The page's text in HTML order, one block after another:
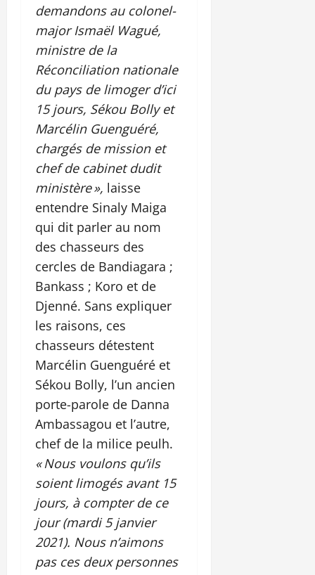
demandons au colonel-
major Ismaël Wagué,
ministre de la
Réconciliation nationale
du pays de limoger d’ici
15 jours, Sékou Bolly et
Marcélin Guenguéré,
chargés de mission et
chef de cabinet dudit
ministère », laisse
entendre Sinaly Maiga
qui dit parler au nom
des chasseurs des
cercles de Bandiagara ;
Bankass ; Koro et de
Djenné. Sans expliquer
les raisons, ces
chasseurs détestent
Marcélin Guenguéré et
Sékou Bolly, l’un ancien
porte-parole de Danna
Ambassagou et l’autre,
chef de la milice peulh.
« Nous voulons qu’ils
soient limogés avant 15
jours, à compter de ce
jour (mardi 5 janvier
2021). Nous n’aimons
pas ces deux personnes